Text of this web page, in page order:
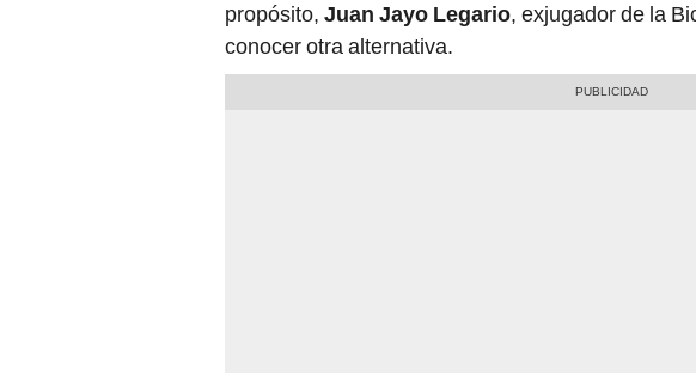
propósito, Juan Jayo Legario, exjugador de la
conocer otra alternativa.